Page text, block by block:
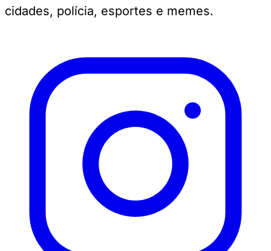
cidades, polícia, esportes e memes.